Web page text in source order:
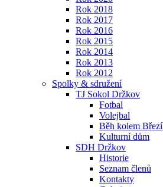
Rok 2018
Rok 2017
Rok 2016
Rok 2015
Rok 2014
Rok 2013
Rok 2012
Spolky & sdružení
TJ Sokol Držkov
Fotbal
Volejbal
Běh kolem Březí
Kulturní dům
SDH Držkov
Historie
Seznam členů
Kontakty